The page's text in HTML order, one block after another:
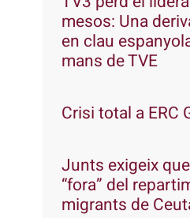
mesos: Una
en clau
mans de TVE
Crisi total a ERC
Junts exigeix
“fora” del
migrants de